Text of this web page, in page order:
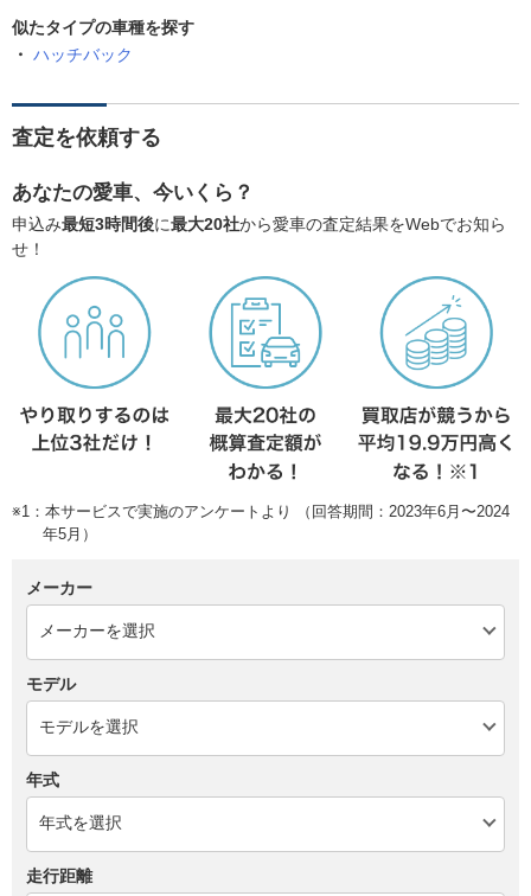
似たタイプの車種を探す
ハッチバック
査定を依頼する
あなたの愛車、今いくら？
申込み最短3時間後に最大20社から愛車の査定結果をWebでお知ら
せ！
※1：本サービスで実施のアンケートより （回答期間：2023年6月〜2024
年5月）
メーカー
モデル
年式
走行距離